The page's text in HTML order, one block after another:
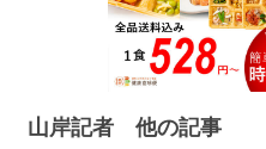
山岸記者 他の記事